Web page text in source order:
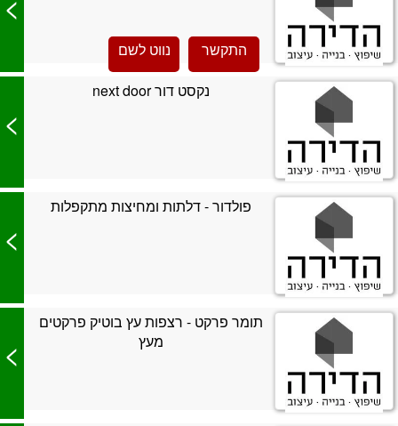
התקשר נווט לשם
נקסט דור next door
>
פולדור - דלתות ומחיצות מתקפלות
>
תומר פרקט - רצפות עץ בוטיק פרקטים
מעץ
>